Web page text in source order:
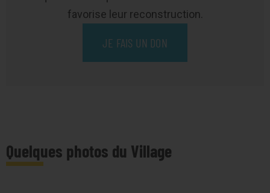
favorise leur reconstruction.
JE FAIS UN DON
Quelques photos du Village